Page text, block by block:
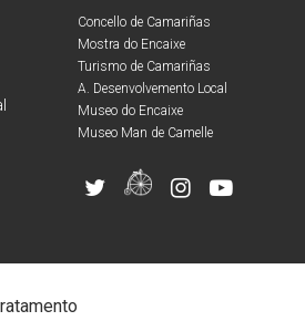
Concello de Camariñas
Mostra do Encaixe
Turismo de Camariñas
A. Desenvolvemento Local
Museo do Encaixe
Museo Man de Camelle